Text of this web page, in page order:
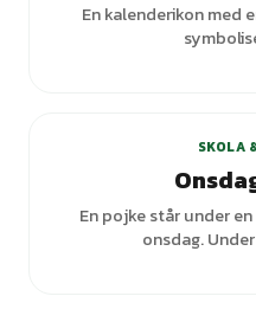
En kalenderikon med
SKOLA
En pojke står under
onsdag.